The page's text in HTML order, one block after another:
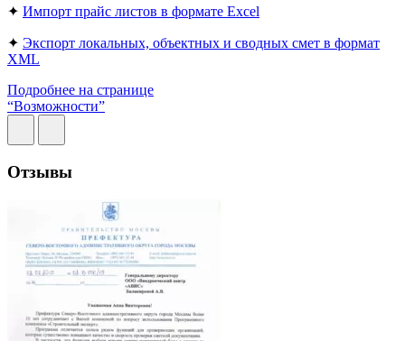
✦ Импорт прайс листов в формате Еxcel
✦ Экспорт локальных, объектных и сводных смет в формат
XML
Подробнее на странице
“Возможности”
Отзывы